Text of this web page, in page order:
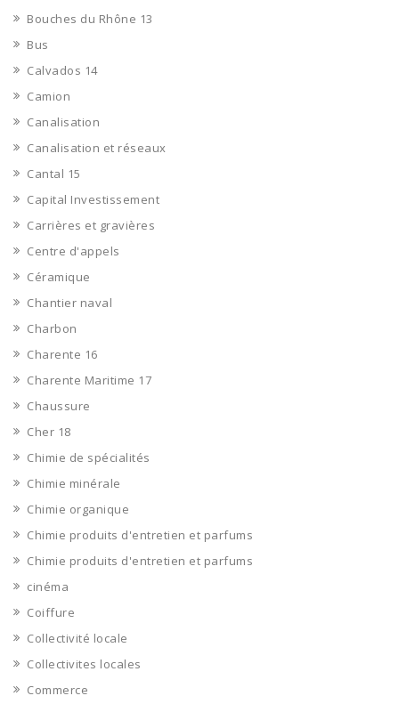
Bouches du Rhône 13
Bus
Calvados 14
Camion
Canalisation
Canalisation et réseaux
Cantal 15
Capital Investissement
Carrières et gravières
Centre d'appels
Céramique
Chantier naval
Charbon
Charente 16
Charente Maritime 17
Chaussure
Cher 18
Chimie de spécialités
Chimie minérale
Chimie organique
Chimie produits d'entretien et parfums
Chimie produits d'entretien et parfums
cinéma
Coiffure
Collectivité locale
Collectivites locales
Commerce